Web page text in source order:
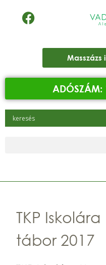
TKP
tábor 2017